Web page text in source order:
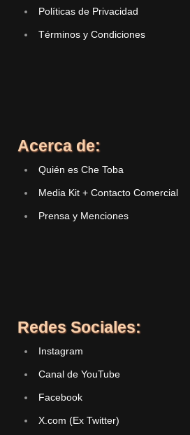
Políticas de Privacidad
Términos y Condiciones
Acerca de:
Quién es Che Toba
Media Kit + Contacto Comercial
Prensa y Menciones
Redes Sociales:
Instagram
Canal de YouTube
Facebook
X.com (Ex Twitter)